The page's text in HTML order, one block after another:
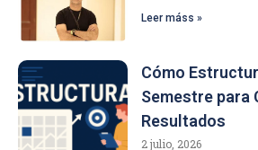
Leer máss »
Cómo
Semestre para
Resultados
2 julio, 2026